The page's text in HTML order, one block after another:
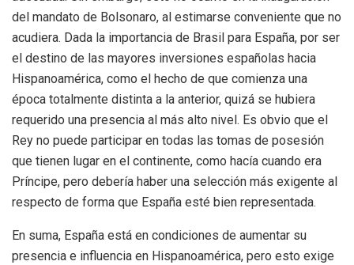
del mandato de Bolsonaro, al estimarse conveniente que no
acudiera. Dada la importancia de Brasil para España, por ser
el destino de las mayores inversiones españolas hacia
Hispanoamérica, como el hecho de que comienza una
época totalmente distinta a la anterior, quizá se hubiera
requerido una presencia al más alto nivel. Es obvio que el
Rey no puede participar en todas las tomas de posesión
que tienen lugar en el continente, como hacía cuando era
Príncipe, pero debería haber una selección más exigente al
respecto de forma que España esté bien representada.
En suma, España está en condiciones de aumentar su
presencia e influencia en Hispanoamérica, pero esto exige